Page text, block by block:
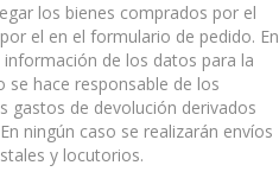
los bienes comprados por el
el en el formulario de pedido. En
de los datos para la
se hace responsable de los
gastos de devolución derivados
ningún caso se realizarán envíos
y locutorios.